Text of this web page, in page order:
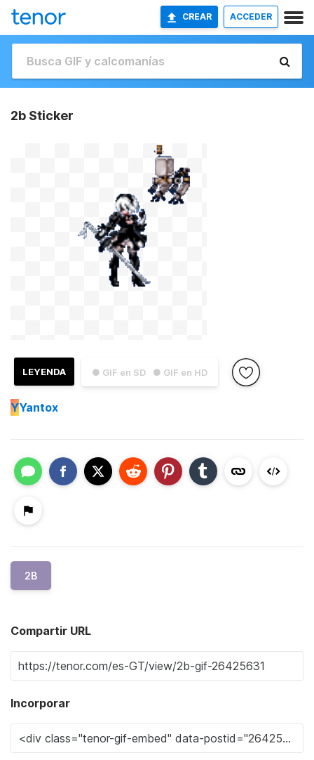
CREAR ACCEDER
2b Sticker
● GIF en SD ● GIF en HD
LEYENDA
YYantox
2B
Compartir URL
Incorporar